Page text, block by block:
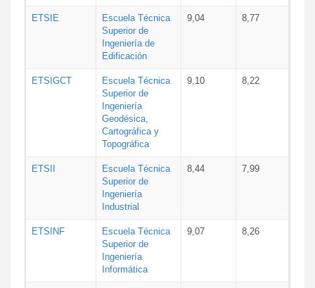
ETSIE
Escuela Técnica
Superior de
Ingeniería de
Edificación
9,04 8,77
ETSIGCT
Escuela Técnica
Superior de
Ingeniería
Geodésica,
Cartográfica y
Topográfica
9,10 8,22
ETSII
Escuela Técnica
Superior de
Ingeniería
Industrial
8,44 7,99
ETSINF
Escuela Técnica
Superior de
Ingeniería
Informática
9,07 8,26